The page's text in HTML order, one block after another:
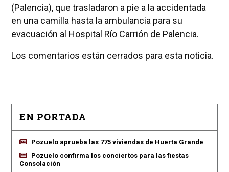
(Palencia), que trasladaron a pie a la accidentada
en una camilla hasta la ambulancia para su
evacuación al Hospital Río Carrión de Palencia.
Los comentarios están cerrados para esta noticia.
EN PORTADA
Pozuelo aprueba las 775 viviendas de Huerta Grande
Pozuelo confirma los conciertos para las fiestas
Consolación